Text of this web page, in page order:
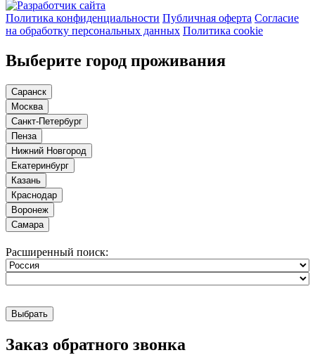
Политика конфиденциальности Публичная оферта Согласие
на обработку персональных данных Политика cookie
Выберите город проживания
Саранск
Москва
Санкт-Петербург
Пенза
Нижний Новгород
Екатеринбург
Казань
Краснодар
Воронеж
Самара
Расширенный поиск:
Выбрать
Заказ обратного звонка